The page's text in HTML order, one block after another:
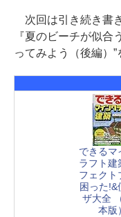
次回は引き続き書
『夏のビーチが似
ってみよう（後編）”
できるマ
ラフト建
フェクト
困った!&
ザ大全
本版